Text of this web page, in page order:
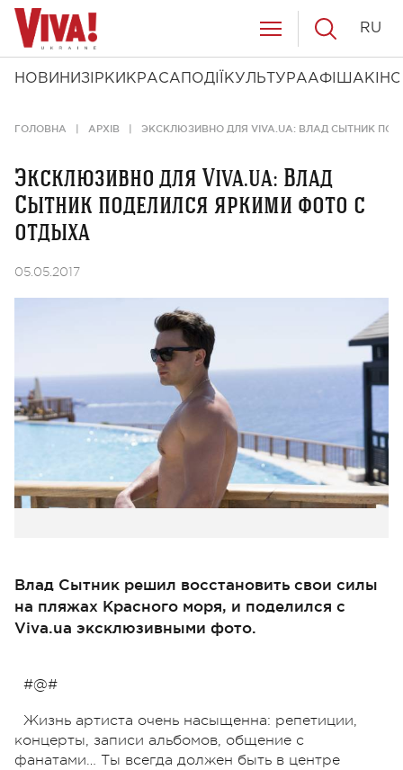
НОВИНИ ЗІРКИ КРАСА ПОДІЇ КУЛЬТУРААФІША КІНО
RU
ГОЛОВНА АРХІВ ЭКСКЛЮЗИВНО ДЛЯ VIVA.UA: ВЛАД СЫТНИК
Эксклюзивно для Viva.ua: Влад
Сытник поделился яркими фото с
отдыха
05.05.2017
Влад Сытник решил восстановить свои силы
на пляжах Красного моря, и поделился с
Viva.ua эксклюзивными фото.
#@#
Жизнь артиста очень насыщенна: репетиции,
концерты, записи альбомов, общение с
фанатами… Ты всегда должен быть в центре